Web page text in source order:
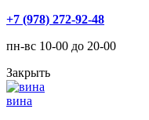
+7 (978) 272-92-48
пн-вс 10-00 до 20-00
Закрыть
вина